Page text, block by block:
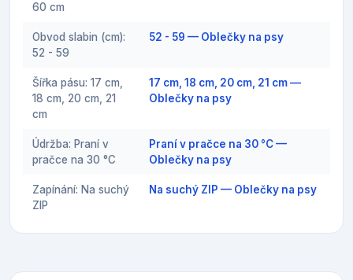
60 cm
Obvod slabin (cm):
52 - 59
52 - 59 — Oblečky na psy
Šířka pásu: 17 cm,
18 cm, 20 cm, 21
cm
17 cm, 18 cm, 20 cm, 21 cm —
Oblečky na psy
Údržba: Praní v
pračce na 30 °C
Praní v pračce na 30 °C —
Oblečky na psy
Zapínání: Na suchý
ZIP
Na suchý ZIP — Oblečky na psy